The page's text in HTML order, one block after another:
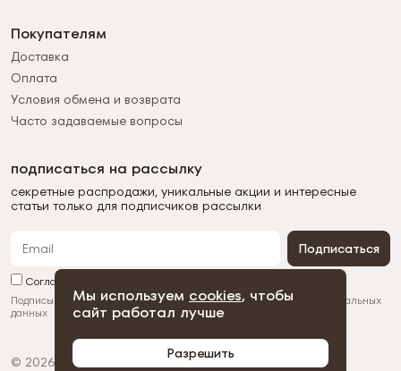
Мы используем cookies, чтобы
сайт работал лучше
Разрешить
Покупателям
Доставка
Оплата
Условия обмена и возврата
Часто задаваемые вопросы
подписаться на рассылку
секретные распродажи, уникальные акции и интересные
статьи только для подписчиков рассылки
Подписаться
Согласен с обработкой персональных данных
Подписываясь на рассылку, вы соглашаетесь с обработкой персональных
данных
© 2026 Duman Политика конфиденциальности